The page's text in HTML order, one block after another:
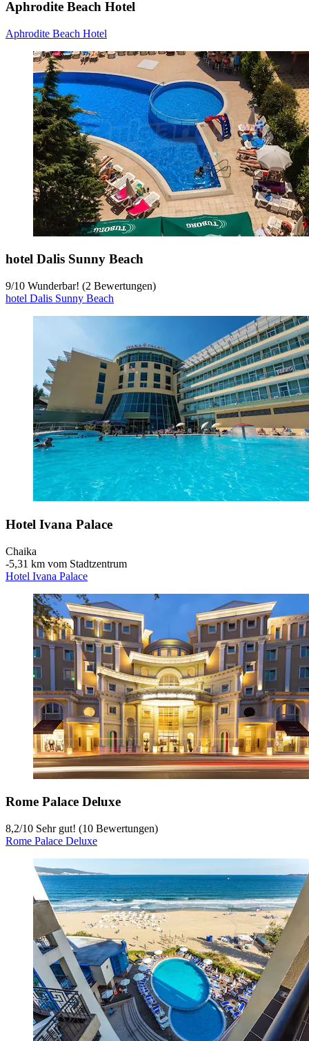
Aphrodite Beach Hotel
Aphrodite Beach Hotel
hotel Dalis Sunny Beach
9/10 Wunderbar! (2 Bewertungen)
hotel Dalis Sunny Beach
Hotel Ivana Palace
Chaika
‐5,31 km vom Stadtzentrum
Hotel Ivana Palace
Rome Palace Deluxe
8,2/10 Sehr gut! (10 Bewertungen)
Rome Palace Deluxe